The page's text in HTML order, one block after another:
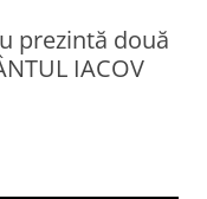
prezintă două
IACOV